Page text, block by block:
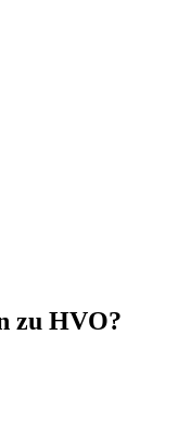
zu HVO?